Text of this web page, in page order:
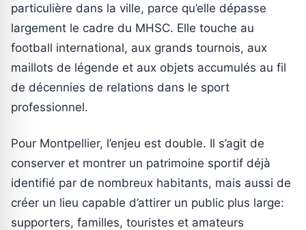
particulière dans la ville, parce qu’elle dépasse
largement le cadre du MHSC. Elle touche au
football international, aux grands tournois, aux
maillots de légende et aux objets accumulés au fil
de décennies de relations dans le sport
professionnel.
Pour Montpellier, l’enjeu est double. Il s’agit de
conserver et montrer un patrimoine sportif déjà
identifié par de nombreux habitants, mais aussi de
créer un lieu capable d’attirer un public plus large:
supporters, familles, touristes et amateurs